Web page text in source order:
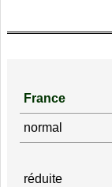
France
normal
réduite